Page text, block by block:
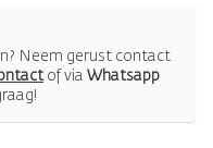
Neem gerust contact
of via Whatsapp